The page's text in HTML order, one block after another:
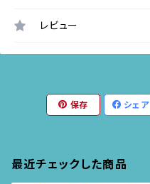
レビュー
保存 シェア
最近チェックした商品